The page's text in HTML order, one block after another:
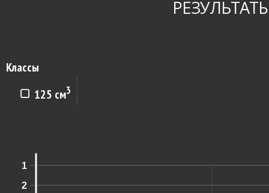
Классы
125 см3
1
2